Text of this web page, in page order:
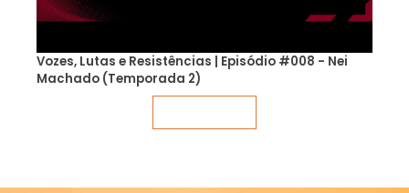
Vozes, Lutas e Resistências | Episódio #008 - Nei
Machado (Temporada 2)